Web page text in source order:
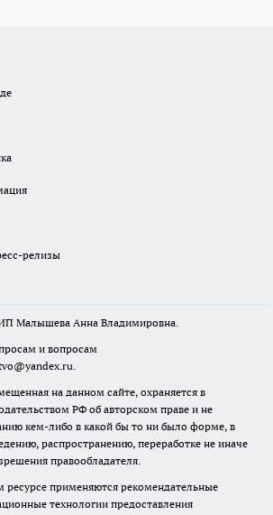
релизы
Малышева Анна Владимировна.
и вопросам
на данном сайте, охраняется в
РФ об авторском праве и не
кем-либо в какой бы то ни было форме, в
распространению, переработке не иначе
правообладателя.
применяются рекомендательные
технологии предоставления